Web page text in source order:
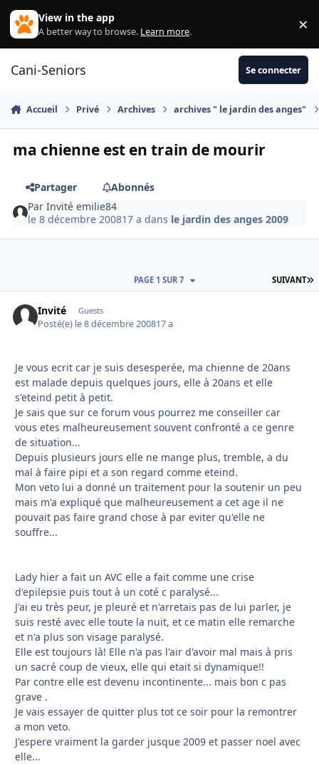
Aller au contenu
View in the app
A better way to browse. Learn more. ×
Cani-Seniors Se connecter
Accueil Privé Archives archives " le jardin des anges"
ma chienne est en train de mourir
Partager
Abonnés
ParInvité emilie84
le 8 décembre 200817 a dans le jardin des anges 2009
SUIVANT
PAGE 1 SUR 7
Invité Guests
Posté(e) le 8 décembre 200817 a
Je vous ecrit car je suis desesperée, ma chienne de 20ans
est malade depuis quelques jours, elle à 20ans et elle
s'eteind petit à petit.
Je sais que sur ce forum vous pourrez me conseiller car
vous etes malheureusement souvent confronté a ce genre
de situation...
Depuis plusieurs jours elle ne mange plus, tremble, a du
mal à faire pipi et a son regard comme eteind.
Mon veto lui a donné un traitement pour la soutenir un peu
mais m'a expliqué que malheureusement a cet age il ne
pouvait pas faire grand chose à par eviter qu'elle ne
souffre...
Lady hier a fait un AVC elle a fait comme une crise
d'epilepsie puis tout à un coté c paralysé...
J'ai eu très peur, je pleuré et n'arretais pas de lui parler, je
suis resté avec elle toute la nuit, et ce matin elle remarche
et n'a plus son visage paralysé.
Elle est toujours là! Elle n'a pas l'air d'avoir mal mais à pris
un sacré coup de vieux, elle qui etait si dynamique!!
Par contre elle est devenu incontinente... mais bon c pas
grave .
Je vais essayer de quitter plus tot ce soir pour la remontrer
a mon veto.
J'espere vraiment la garder jusque 2009 et passer noel avec
elle...